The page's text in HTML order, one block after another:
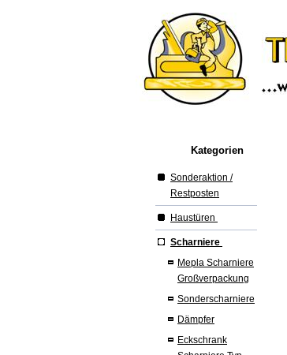
Kategorien
Sonderaktion /
Restposten
Haustüren
Scharniere
Mepla Scharniere
Großverpackung
Sonderscharniere
Dämpfer
Eckschrank